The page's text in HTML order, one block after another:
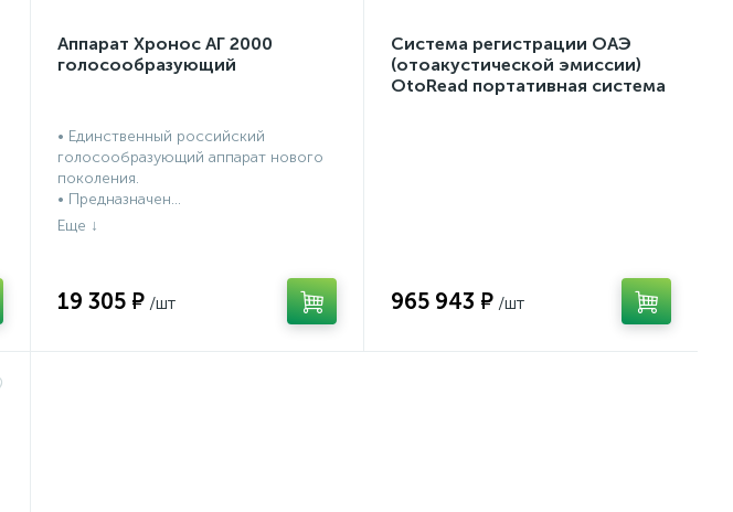
Аппарат Хронос АГ 2000
голосообразующий
• Единственный российский
голосообразующий аппарат нового
поколения.
• Предназначен...
19 305 ₽
Система регистрации ОАЭ
(отоакустической эмиссии)
OtoRead портативная система
965 943 ₽